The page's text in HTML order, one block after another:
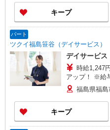
キープ
パート
ツクイ福島笹谷（デイサービス）
デイサービ
時給1,247円〜2,029円
アップ！ ※給
福島県福
キープ